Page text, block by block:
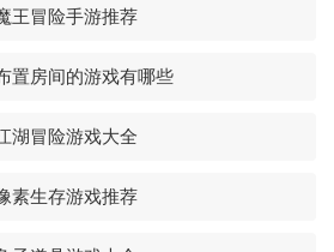
王冒险手游推荐
置房间的游戏有哪些
湖冒险游戏大全
素生存游戏推荐